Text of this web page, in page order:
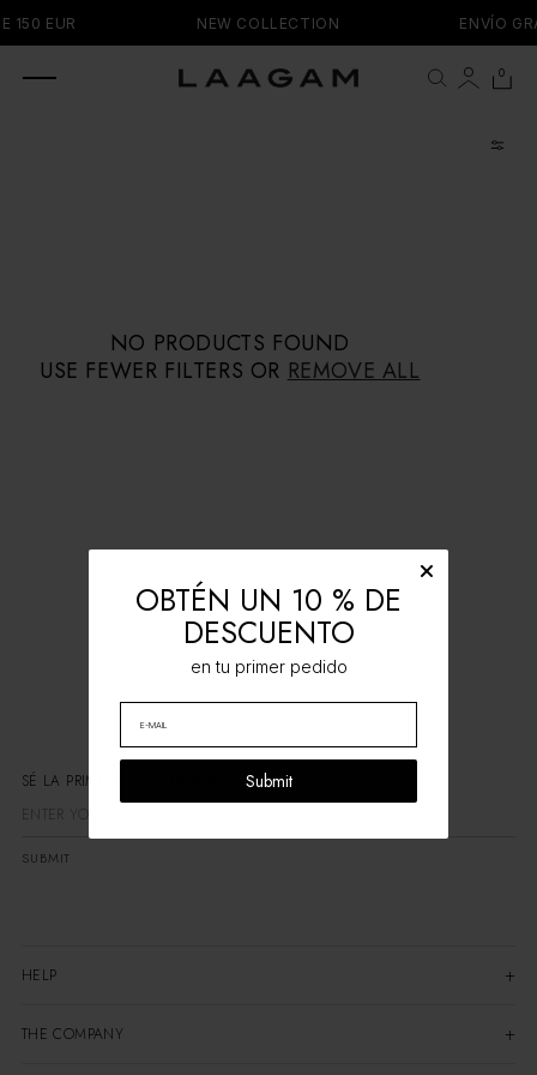
150 EUR NEW COLLECTION ENVÍO
Cart
0
0 items
NO PRODUCTS FOUND
USE FEWER FILTERS OR REMOVE ALL
SÉ LA PRIMERA EN ENTERARTE
SUBMIT
HELP
THE COMPANY
OBTÉN UN 10 % DE
DESCUENTO
en tu primer pedido
Submit